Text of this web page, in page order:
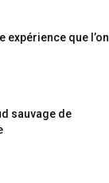
expérience que l’on
sauvage de